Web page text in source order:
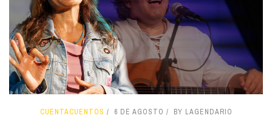
CUENTACUENTOS 6 DE AGOSTO BY LAGENDARIO